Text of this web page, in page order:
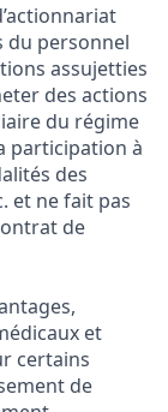
du personnel
assujetties
des actions
du régime
participation à
des
et ne fait pas
de
et
certains
de